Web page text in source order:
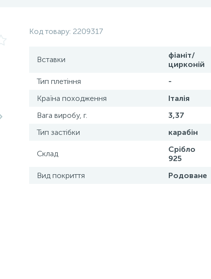
Код товару: 2209317
Вставки
фіаніт/
цирконій
Тип плетіння
-
Країна походження
Італія
Вага виробу, г.
3,37
Тип застібки
карабін
Склад
Срібло
925
Вид покриття
Родоване